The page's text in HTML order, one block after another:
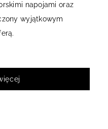
napojami oraz
wyjątkowym